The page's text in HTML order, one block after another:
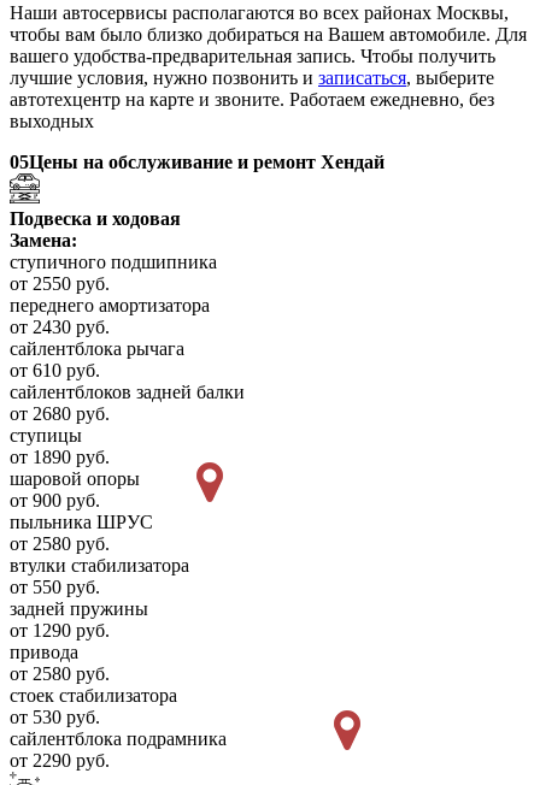
Наши автосервисы располагаются во всех районах Москвы,
чтобы вам было близко добираться на Вашем автомобиле. Для
вашего удобства-предварительная запись. Чтобы получить
лучшие условия, нужно позвонить и записаться, выберите
автотехцентр на карте и звоните. Работаем ежедневно, без
выходных
05Цены на обслуживание и ремонт Хендай
Подвеска и ходовая
Замена:
ступичного подшипника
от 2550 руб.
переднего амортизатора
от 2430 руб.
сайлентблока рычага
от 610 руб.
сайлентблоков задней балки
от 2680 руб.
ступицы
от 1890 руб.
шаровой опоры
от 900 руб.
пыльника ШРУС
от 2580 руб.
втулки стабилизатора
от 550 руб.
задней пружины
от 1290 руб.
привода
от 2580 руб.
стоек стабилизатора
от 530 руб.
сайлентблока подрамника
от 2290 руб.